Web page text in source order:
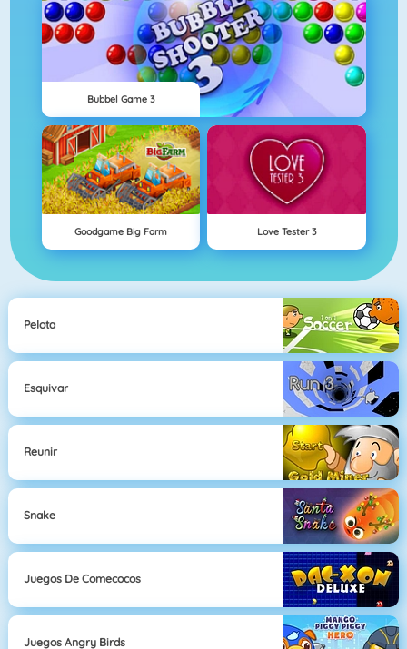
Bubbel Game 3
Goodgame Big Farm Love Tester 3
Pelota
Esquivar
Reunir
Snake
Juegos De Comecocos
Juegos Angry Birds